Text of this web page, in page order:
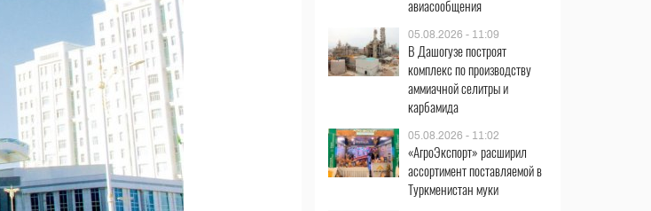
авиасообщения
05.08.2026 - 11:09
В Дашогузе построят
комплекс по производству
аммиачной селитры и
карбамида
05.08.2026 - 11:02
«АгроЭкспорт» расширил
ассортимент поставляемой в
Туркменистан муки